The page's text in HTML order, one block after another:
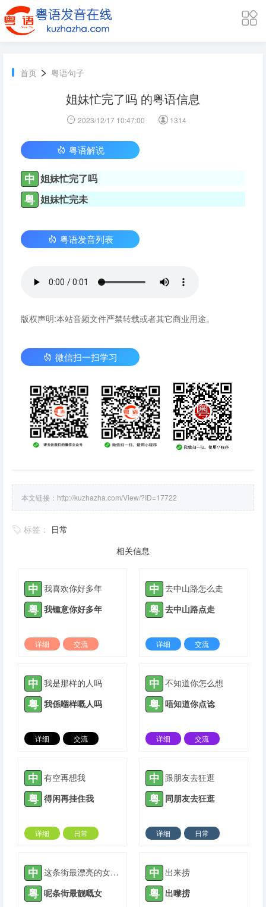
首页 > 粤语句子
姐妹忙完了吗 的粤语信息
2023/12/17 10:47:00 1314
粤语解说
中 姐妹忙完了吗
粤 姐妹忙完未
粤语发音列表
版权声明:本站音频文件严禁转载或者其它商业用途。
微信扫一扫学习
本文链接： http://kuzhazha.com/View/?ID=17722
标签： 日常
相关信息
中 我喜欢你好多年
粤 我锺意你好多年
详细
交流
中 去中山路怎么走
粤 去中山路点走
详细
交流
中 我是那样的人吗
粤 我係嗰样嘅人吗
详细
交流
中 不知道你怎么想
粤 唔知道你点谂
详细
交流
中 有空再想我
粤 得闲再挂住我
详细
日常
中 跟朋友去狂逛
粤 同朋友去狂逛
详细
日常
中 这条街最漂亮的女孩子
粤 呢条街最靓嘅女
中 出来捞
粤 出嚟捞